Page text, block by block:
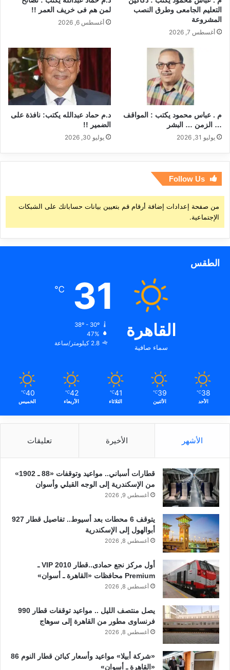
التعليم الجامعى وطرق النصب
المشروعة
أغسطس 7, 2026
لمن هم فى خريف العمر !!
أغسطس 6, 2026
م . عباس محمود يكتب : المواقف
… الزمن … البشر
يوليو 31, 2026
د.م حماد عبدالله يكتب: نافذة على
الضمير !!
يوليو 30, 2026
Follow Us
من صفحة إعدادات إضافة أرقام قم بتعيين بيانات حساباتك على الشبكات
الإجتماعية.
الطقس
القاهرة
سماء صافية
31
℃
38º - 30º
47%
2.8 كيلومتر/ساعة
38
℃
الأحد
39
℃
الأثنين
41
℃
الثلاثاء
42
℃
الأربعاء
40
℃
الخميس
الأشهر الأخيرة تعليقات
قطارات أسباني.. مواعيد وتوقفات «88 ـ 1902»
من الإسكندرية إلى الوجه القبلي وأسوان
أغسطس 9, 2026
يتوقف 6 محطات بعد أسيوط.. تفاصيل قطار 927
أبوالهول إلى الإسكندرية
أغسطس 8, 2026
أول مركز نجع حمادى..قطار 2010 VIP ـ
Premium محافظات «القاهرة ـ أسوان»
أغسطس 8, 2026
يصل منتصف الليل .. مواعيد توقفات قطار 990
فرنساوى مطور من القاهرة إلى سوهاج
أغسطس 8, 2026
«شركة أبيلا» مواعيد وأسعار كبائن قطار النوم 86
«القاهرة ـ أسوان»